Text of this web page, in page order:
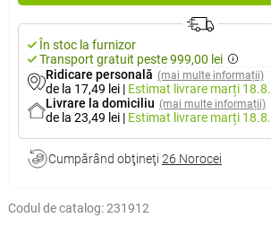
În stoc la furnizor
Transport gratuit peste 999,00 lei
Ridicare personală (mai multe informații)
de la 17,49 lei | Estimat livrare marți 18.8.
Livrare la domiciliu (mai multe informații)
de la 23,49 lei | Estimat livrare marți 18.8.
Cumpărând obţineţi 26 Norocei
Codul de catalog:231912